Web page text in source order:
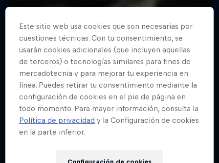
Este sitio web usa cookies que son necesarias por
cuestiones técnicas. Con tu consentimiento, se
usarán cookies adicionales (que incluyen aquellas
de terceros) o tecnologías similares para fines de
mercadotecnia y para mejorar tu experiencia en
línea. Puedes retirar tu consentimiento mediante la
configuración de cookies en el pie de página en
todo momento. Para mayor información, consulta la
Política de privacidad y la Configuración de cookies
en la parte inferior.